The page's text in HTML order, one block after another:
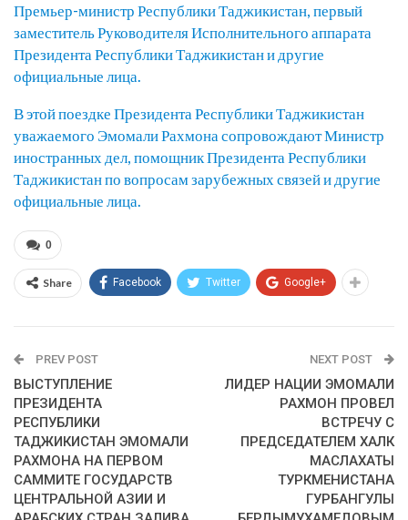
Премьер-министр Республики Таджикистан, первый
заместитель Руководителя Исполнительного аппарата
Президента Республики Таджикистан и другие
официальные лица.
В этой поездке Президента Республики Таджикистан
уважаемого Эмомали Рахмона сопровождают Министр
иностранных дел, помощник Президента Республики
Таджикистан по вопросам зарубежных связей и другие
официальные лица.
0
Share Facebook Twitter Google+
PREV POST
ВЫСТУПЛЕНИЕ
ПРЕЗИДЕНТА
РЕСПУБЛИКИ
ТАДЖИКИСТАН ЭМОМАЛИ
РАХМОНА НА ПЕРВОМ
САММИТЕ ГОСУДАРСТВ
ЦЕНТРАЛЬНОЙ АЗИИ И
NEXT POST
ЛИДЕР НАЦИИ ЭМОМАЛИ
РАХМОН ПРОВЕЛ
ВСТРЕЧУ С
ПРЕДСЕДАТЕЛЕМ ХАЛК
МАСЛАХАТЫ
ТУРКМЕНИСТАНА
ГУРБАНГУЛЫ